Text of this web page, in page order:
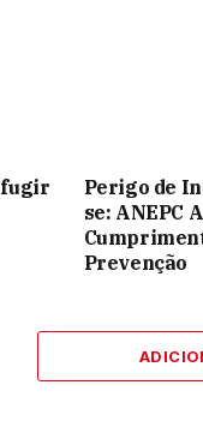
fugir
Perigo de
se: ANEPC
Prevenção